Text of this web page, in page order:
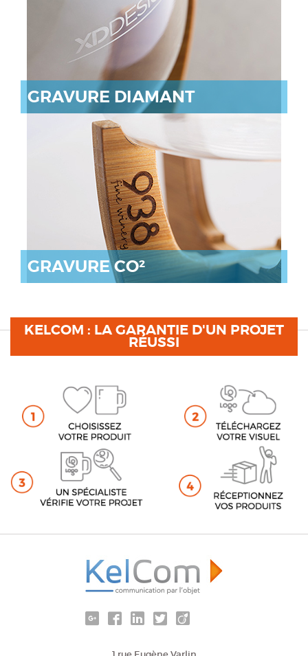
GRAVURE DIAMANT
GRAVURE CO²
KELCOM : LA GARANTIE D'UN PROJET
RÉUSSI